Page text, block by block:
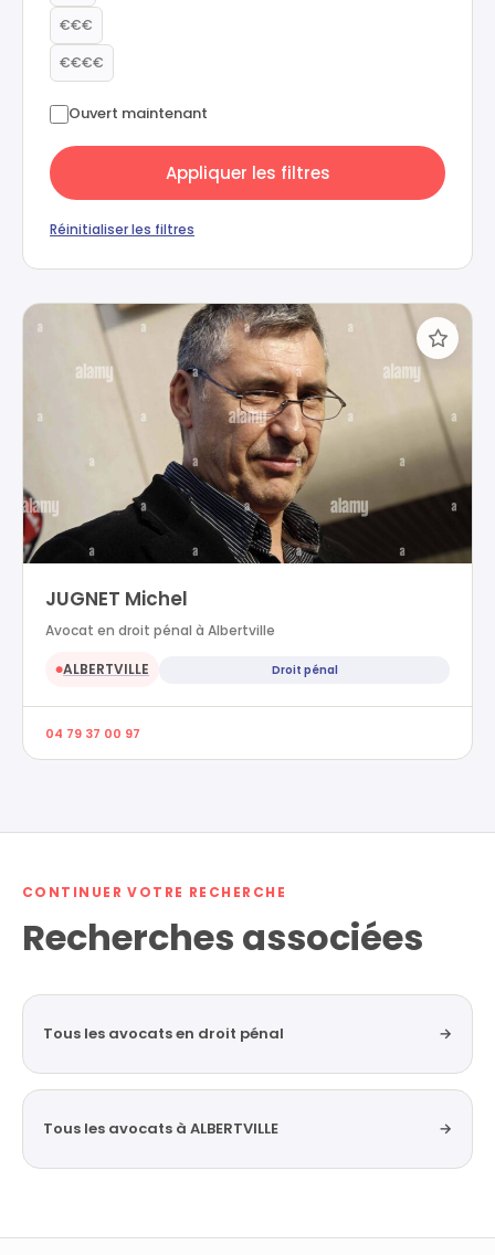
€€€
€€€€
Ouvert maintenant
Appliquer les filtres
Réinitialiser les filtres
JUGNET Michel
Avocat en droit pénal à Albertville
●ALBERTVILLE Droit pénal
04 79 37 00 97
CONTINUER VOTRE RECHERCHE
Recherches associées
Tous les avocats en droit pénal →
Tous les avocats à ALBERTVILLE →